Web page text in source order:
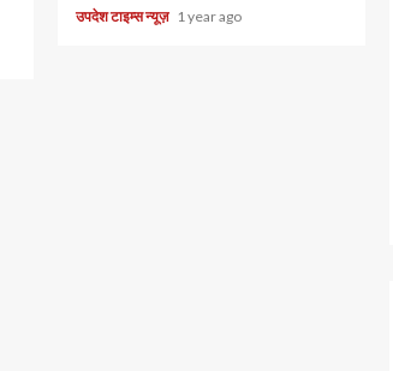
उपदेश टाइम्स न्यूज़ 1 year ago